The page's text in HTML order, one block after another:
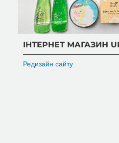
ІНТЕРНЕТ МАГАЗИН
Редизайн сайту